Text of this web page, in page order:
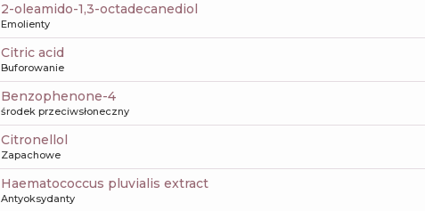
2-oleamido-1,3-octadecanediol
Emolienty
citric acid
Buforowanie
benzophenone-4
środek przeciwsłoneczny
citronellol
Zapachowe
haematococcus pluvialis extract
Antyoksydanty